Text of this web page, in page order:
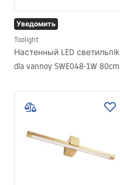
Уведомить
Toolight
Настенный LED светильnik
dla vannoy SWE048-1W 80cm